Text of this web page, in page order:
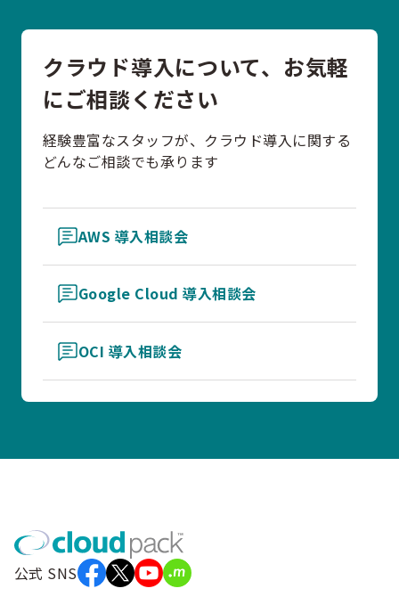
クラウド導入について、お気軽
にご相談ください
経験豊富なスタッフが、クラウド導入に関する
どんなご相談でも承ります
AWS 導入相談会
Google Cloud 導入相談会
OCI 導入相談会
公式 SNS